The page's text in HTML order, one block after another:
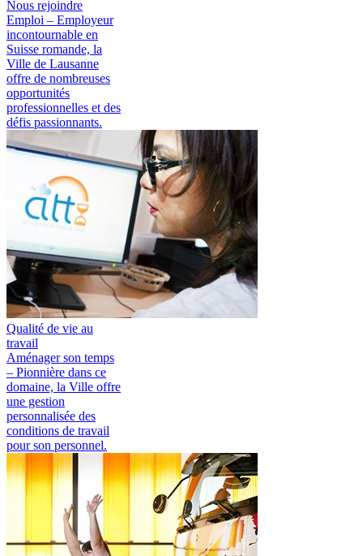
Nous rejoindre
Emploi – Employeur
incontournable en
Suisse romande, la
Ville de Lausanne
offre de nombreuses
opportunités
professionnelles et des
défis passionnants.
Qualité de vie au
travail
Aménager son temps
– Pionnière dans ce
domaine, la Ville offre
une gestion
personnalisée des
conditions de travail
pour son personnel.